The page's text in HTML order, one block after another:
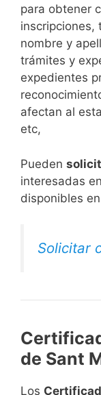
para obtener
inscripciones,
nombre y
trámites y
expedientes
afectan al
etc,
​Pueden
interesadas
disponibles
Solicitar
de Sant
Los